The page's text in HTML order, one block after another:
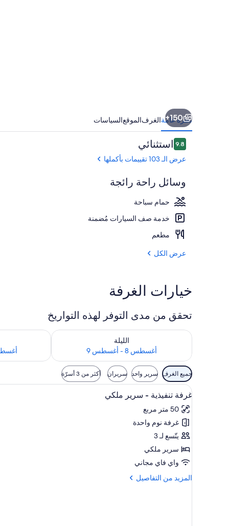
150+
نظرة عامةالغرفالموقعالسياسات
التقييمات
9.89.8 من 10استثنائي
عرض الـ 103 تقييمات بأكملها
وسائل راحة رائجة
حمام سباحة
خدمة صف السيارات مُضمنة
مطعم
عرض الكل
خيارات الغرفة
تحقق من مدى التوفر لهذه التواريخ
الليلة
أغسطس 8 - أغسطس 9
تحقق من مدى التوفر لليلة للفترة أغسطس 8 - أغسطس 9
أغسطس 9 -
تحقق من مدى
عوامل
التصفية
المتاحة
للغرف
جميع الغرف سرير واحد سريران أكثر من 3 أسرّة
استعراض
جميع
صور
غرفة
تنفيذية
-
سرير
ملكي
أغطية فراش متميزة وأسرّة
12
غرفة تنفيذية - سرير ملكي
50 متر مربع
غرفة نوم واحدة
يتّسع لـ 3
سرير ملكي
واي فاي مجاني
المزيد من التفاصيل
المزيد